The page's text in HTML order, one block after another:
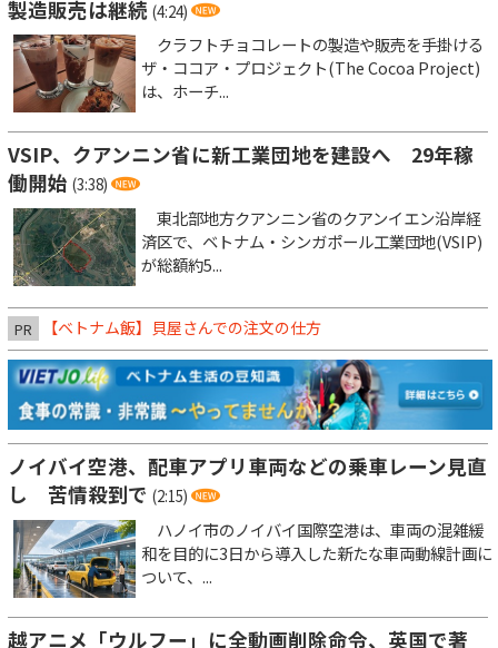
製造販売は継続 (4:24)
クラフトチョコレートの製造や販売を手掛ける
ザ・ココア・プロジェクト(The Cocoa Project)
は、ホーチ...
VSIP、クアンニン省に新工業団地を建設へ 29年稼
働開始 (3:38)
東北部地方クアンニン省のクアンイエン沿岸経
済区で、ベトナム・シンガポール工業団地(VSIP)
が総額約5...
PR 【ベトナム飯】貝屋さんでの注文の仕方
ノイバイ空港、配車アプリ車両などの乗車レーン見直
し 苦情殺到で (2:15)
ハノイ市のノイバイ国際空港は、車両の混雑緩
和を目的に3日から導入した新たな車両動線計画に
ついて、...
越アニメ「ウルフー」に全動画削除命令、英国で著